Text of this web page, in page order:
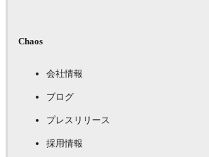
Chaos
会社情報
ブログ
プレスリリース
採用情報